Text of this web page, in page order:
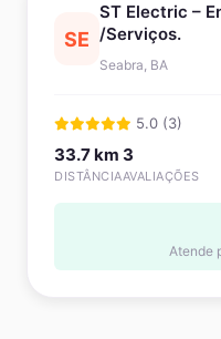
SE
ST Electric –
/Serviços.
Seabra, BA
5.0 (3)
33.7 km
DISTÂNCIA
3
AVALIAÇÕES
Atende